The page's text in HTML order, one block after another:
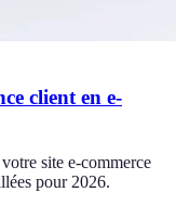
client en e-
site e-commerce
pour 2026.